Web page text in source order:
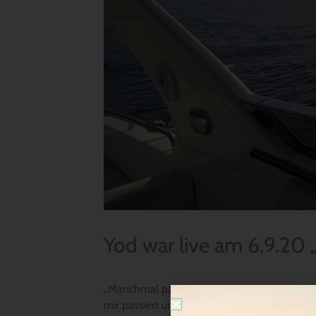
Yod war live am 6.9.20
„Manchmal passieren Dinge in unserem
mir passiert und ob das alles richtig ist, so